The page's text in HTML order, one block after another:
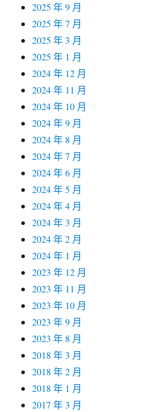
2025 年 9 月
2025 年 7 月
2025 年 3 月
2025 年 1 月
2024 年 12 月
2024 年 11 月
2024 年 10 月
2024 年 9 月
2024 年 8 月
2024 年 7 月
2024 年 6 月
2024 年 5 月
2024 年 4 月
2024 年 3 月
2024 年 2 月
2024 年 1 月
2023 年 12 月
2023 年 11 月
2023 年 10 月
2023 年 9 月
2023 年 8 月
2018 年 3 月
2018 年 2 月
2018 年 1 月
2017 年 3 月